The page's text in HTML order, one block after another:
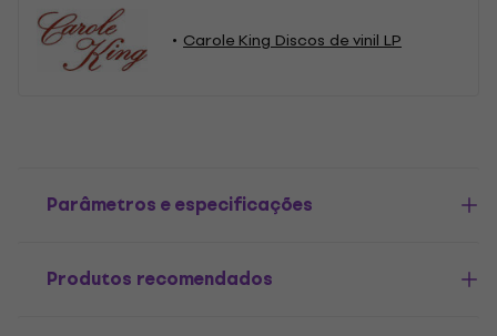
Carole King Discos de vinil LP
Parâmetros e especificações
Produtos recomendados